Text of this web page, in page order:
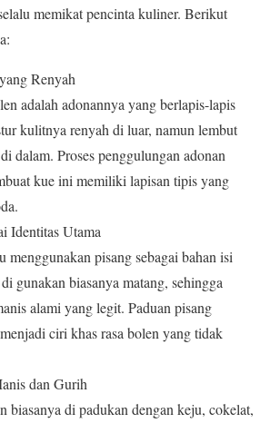
memikat pencinta kuliner. Berikut
Renyah
adalah adonannya yang berlapis-lapis
kulitnya renyah di luar, namun lembut
dalam. Proses penggulungan adonan
kue ini memiliki lapisan tipis yang
Identitas Utama
menggunakan pisang sebagai bahan isi
gunakan biasanya matang, sehingga
alami yang legit. Paduan pisang
ciri khas rasa bolen yang tidak
dan Gurih
biasanya di padukan dengan keju, cokelat,